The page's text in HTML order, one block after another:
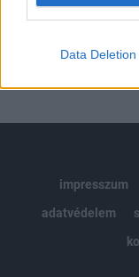
Data Deletion
MÁR
impresszum
adatvédelem